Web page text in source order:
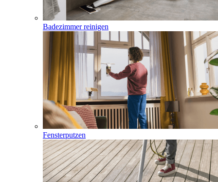
Badezimmer reinigen
Fensterputzen